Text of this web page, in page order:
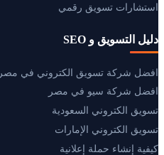
استشارات تسويق رقمي
دليل التسويق و SEO
افضل شركة تسويق الكتروني في مصر
افضل شركة سيو في مصر
تسويق الكتروني السعودية
تسويق الكتروني الإمارات
كيفية إنشاء حملة إعلانية